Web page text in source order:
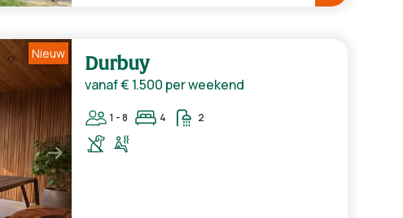
Durbuy
vanaf€ 1.500 per weekend
1 - 8 4 2
Nieuw